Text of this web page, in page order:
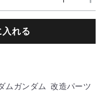
入れる
ムガンダム  改造パーツ